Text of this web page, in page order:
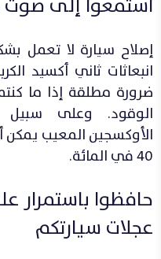
إصلاح سيارة لا تعمل
انبعاثات ثاني أكسيد
ضرورة مطلقة إذا ما
الوقود. وعلى سبيل
الأوكسجين المعيب
40 في المائة.
حافظوا
عجلات سيارتكم